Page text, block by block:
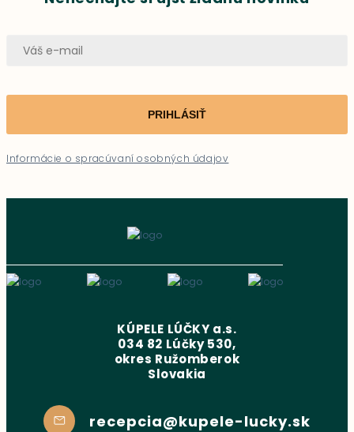
PRIHLÁSIŤ
Informácie o spracúvaní osobných údajov
KÚPELE LÚČKY a.s.
034 82 Lúčky 530,
okres Ružomberok
Slovakia
recepcia@kupele-lucky.sk